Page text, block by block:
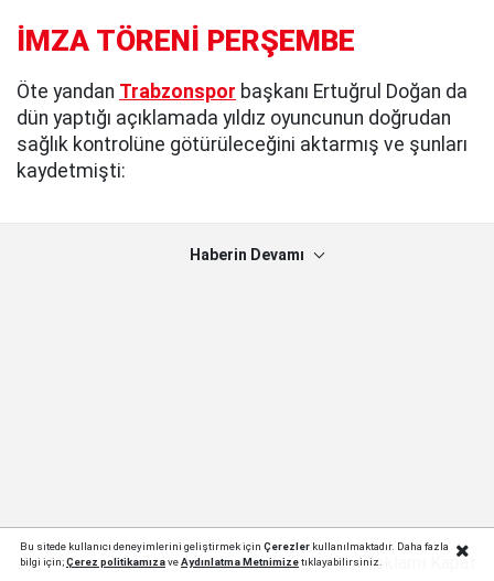
İMZA TÖRENİ PERŞEMBE
Öte yandan Trabzonspor başkanı Ertuğrul Doğan da
dün yaptığı açıklamada yıldız oyuncunun doğrudan
sağlık kontrolüne götürüleceğini aktarmış ve şunları
kaydetmişti:
Haberin Devamı
Bu sitede kullanıcı deneyimlerini geliştirmek için Çerezlerkullanılmaktadır. Daha fazla
bilgi için;Çerez politikamızaveAydınlatma Metnimizetıklayabilirsiniz.Reklamı Kapat